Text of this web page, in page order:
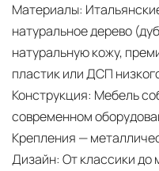
Материалы:
натуральное дерево
натуральную кожу,
пластик или ДСП
Конструкция: Мебель
современном
Крепления —
Дизайн: От классики до